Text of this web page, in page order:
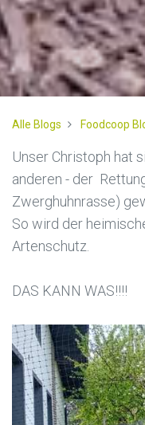
Alle Blogs Foodcoop
Unser Christoph hat
anderen - der
Zwerghuhnrasse)
So wird der
Artenschutz.
DAS KANN WAS!!!!